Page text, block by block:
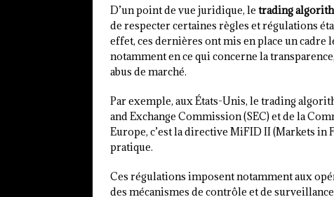
D’un point de vue juridique, le trading
de respecter certaines règles et régulations
effet, ces dernières ont mis en place un
notamment en ce qui concerne la
abus de marché.
Par exemple, aux États-Unis, le trading
and Exchange Commission (SEC) et de la
Europe, c’est la directive MiFID II (Markets
pratique.
Ces régulations imposent notamment aux
des mécanismes de contrôle et de